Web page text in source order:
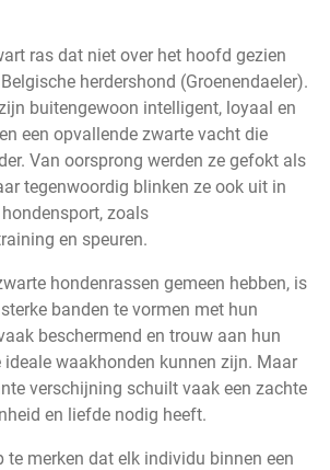
ras dat niet over het hoofd gezien
herdershond (Groenendaeler).
buitengewoon intelligent, loyaal en
een opvallende zwarte vacht die
Van oorsprong werden ze gefokt als
tegenwoordig blinken ze ook uit in
zoals
en speuren.
hondenrassen gemeen hebben, is
banden te vormen met hun
beschermend en trouw aan hun
ideale waakhonden kunnen zijn. Maar
verschijning schuilt vaak een zachte
en liefde nodig heeft.
te merken dat elk individu binnen een